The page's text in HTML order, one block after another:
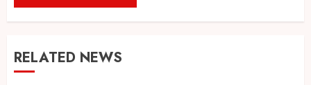
RELATED NEWS